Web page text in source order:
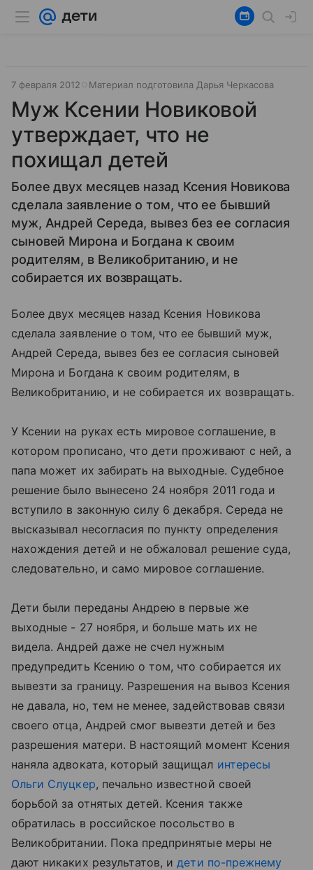
7 февраля 2012 Материал подготовила Дарья Черкасова
Муж Ксении Новиковой
утверждает, что не
похищал детей
Более двух месяцев назад Ксения Новикова
сделала заявление о том, что ее бывший
муж, Андрей Середа, вывез без ее согласия
сыновей Мирона и Богдана к своим
родителям, в Великобританию, и не
собирается их возвращать.
Более двух месяцев назад Ксения Новикова
сделала заявление о том, что ее бывший муж,
Андрей Середа, вывез без ее согласия сыновей
Мирона и Богдана к своим родителям, в
Великобританию, и не собирается их возвращать.
У Ксении на руках есть мировое соглашение, в
котором прописано, что дети проживают с ней, а
папа может их забирать на выходные. Судебное
решение было вынесено 24 ноября 2011 года и
вступило в законную силу 6 декабря. Середа не
высказывал несогласия по пункту определения
нахождения детей и не обжаловал решение суда,
следовательно, и само мировое соглашение.
Дети были переданы Андрею в первые же
выходные - 27 ноября, и больше мать их не
видела. Андрей даже не счел нужным
предупредить Ксению о том, что собирается их
вывезти за границу. Разрешения на вывоз Ксения
не давала, но, тем не менее, задействовав связи
своего отца, Андрей смог вывезти детей и без
разрешения матери. В настоящий момент Ксения
наняла адвоката, который защищал интересы
Ольги Слуцкер, печально известной своей
борьбой за отнятых детей. Ксения также
обратилась в российское посольство в
Великобритании. Пока предпринятые меры не
дают никаких результатов, идети по-прежнему